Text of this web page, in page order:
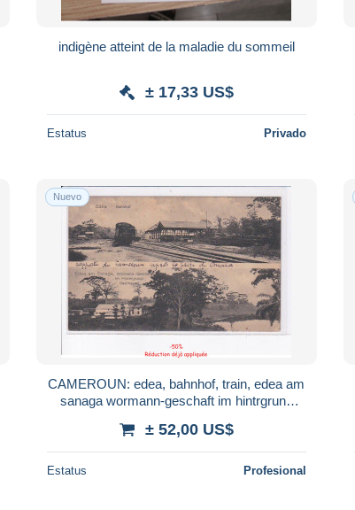
indigène atteint de la maladie du sommeil
± 17,33 US$
Estatus Privado
Nuevo
CAMEROUN: edea, bahnhof, train, edea am
sanaga wormann-geschaft im hintrgrund
± 52,00 US$
Estatus Profesional